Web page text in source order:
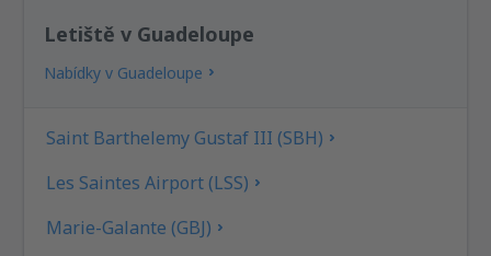
Letiště v Guadeloupe
Nabídky v Guadeloupe
Saint Barthelemy Gustaf III (SBH)
Les Saintes Airport (LSS)
Marie-Galante (GBJ)